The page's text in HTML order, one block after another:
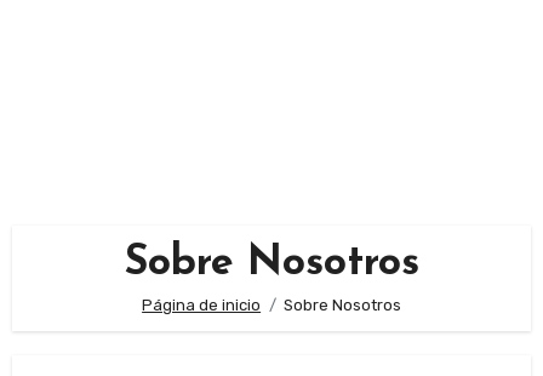
Sobre Nosotros
Página de inicio Sobre Nosotros